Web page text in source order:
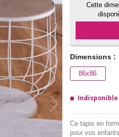
Cette
Dimensions :
86x86
Indisponible
Ce tapis en
pour vos